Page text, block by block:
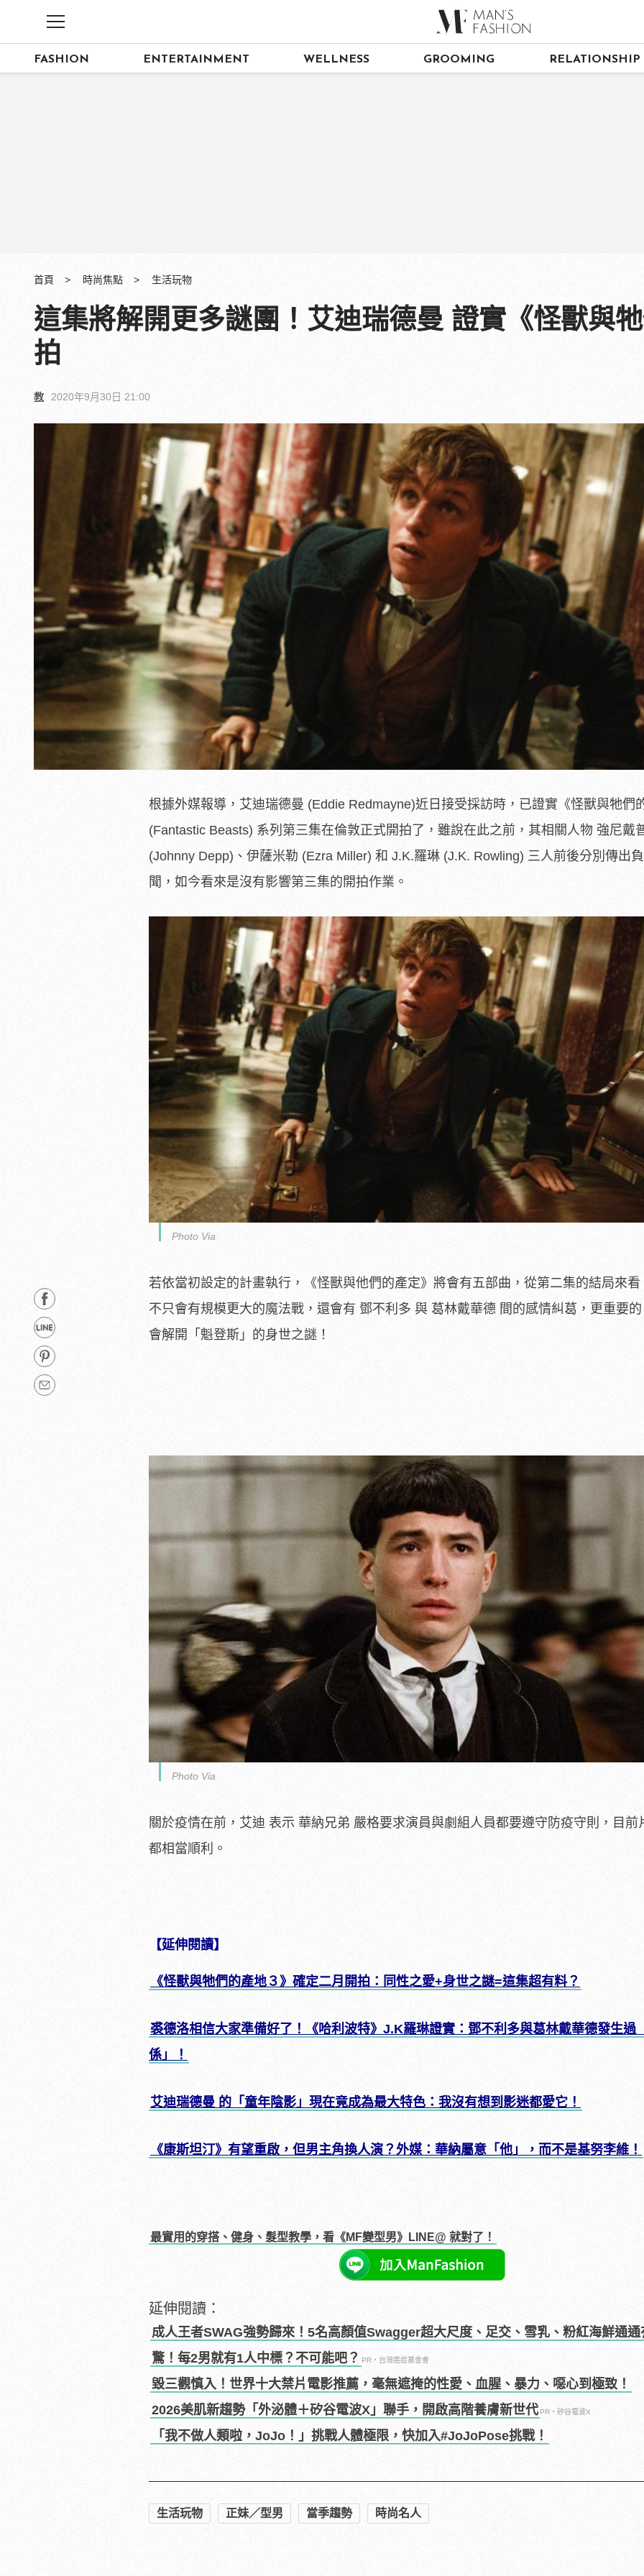
FASHION ENTERTAINMENT WELLNESS GROOMING RELATIONSHIP
首頁 時尚焦點 生活玩物
這集將解開更多謎團！艾迪瑞德曼 證實《怪獸與
拍
教 2020年9月30日 21:00
根據外媒報導，艾迪瑞德曼 (Eddie Redmayne)近日接受採訪時，已證實《怪獸與牠們
(Fantastic Beasts) 系列第三集在倫敦正式開拍了，雖說在此之前，其相關人物 強尼戴
(Johnny Depp)、伊薩米勒 (Ezra Miller) 和 J.K.羅琳 (J.K. Rowling) 三人前後分別傳出
聞，如今看來是沒有影響第三集的開拍作業。
Photo Via
若依當初設定的計畫執行，《怪獸與他們的產定》將會有五部曲，從第二集的結局來看
不只會有規模更大的魔法戰，還會有 鄧不利多 與 葛林戴華德 間的感情糾葛，更重要
會解開「魁登斯」的身世之謎！
Photo Via
關於疫情在前，艾迪 表示 華納兄弟 嚴格要求演員與劇組人員都要遵守防疫守則，目前
都相當順利。
【延伸閱讀】
《怪獸與牠們的產地３》確定二月開拍：同性之愛+身世之謎=這集超有料？
裘德洛相信大家準備好了！《哈利波特》J.K羅琳證實：鄧不利多與葛林戴華德發生過
係」！
艾迪瑞德曼 的「童年陰影」現在竟成為最大特色：我沒有想到影迷都愛它！
《康斯坦汀》有望重啟，但男主角換人演？外媒：華納屬意「他」，而不是基努李維！
最實用的穿搭、健身、髮型教學，看《MF變型男》LINE@ 就對了！
延伸閱讀：
成人王者SWAG強勢歸來！5名高顏值Swagger超大尺度、足交、雪乳、粉紅海鮮通通
教你人與人的連結！
驚！每2男就有1人中標？不可能吧？ PR・台灣癌症基金會
毀三觀慎入！世界十大禁片電影推薦，毫無遮掩的性愛、血腥、暴力、噁心到極致！
2026美肌新趨勢「外泌體＋矽谷電波X」聯手，開啟高階養膚新世代 PR・矽谷電波X
「我不做人類啦，JoJo！」挑戰人體極限，快加入#JoJoPose挑戰！
生活玩物 正妹／型男 當季趨勢 時尚名人